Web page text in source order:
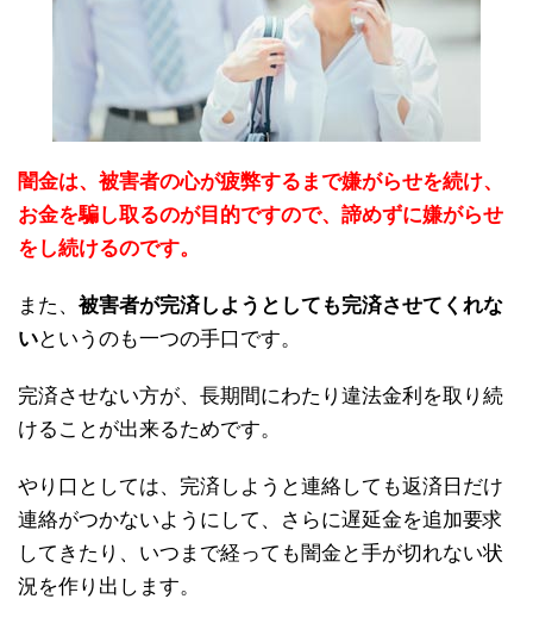
闇金は、被害者の心が疲弊するまで嫌がらせを続け、
お金を騙し取るのが目的ですので、諦めずに嫌がらせ
をし続けるのです。
また、 被害者が完済しようとしても完済させてくれな
いというのも一つの手口です。
完済させない方が、長期間にわたり違法金利を取り続
けることが出来るためです。
やり口としては、完済しようと連絡しても返済日だけ
連絡がつかないようにして、さらに遅延金を追加要求
してきたり、いつまで経っても闇金と手が切れない状
況を作り出します。